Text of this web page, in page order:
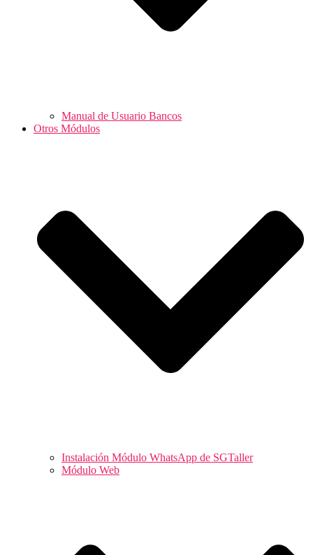
Manual de Usuario Bancos
Otros Módulos
Instalación Módulo WhatsApp de SGTaller
Módulo Web